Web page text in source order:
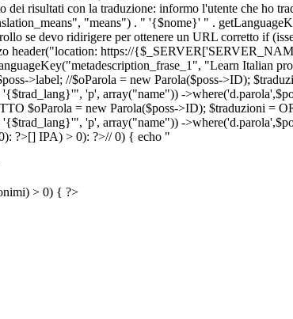
risultati con la traduzione: informo l'utente che ho
"means") . " '{$nome}' " .
se devo ridirigere per ottenere un URL corretto if
header("location: https://
"Learn Italian
>label; //$oParola = new Parola($poss->ID);
'p', array("name")) -
$oParola = new Parola($poss->ID); $traduzioni =
'p', array("name")) -
?>[] IPA) > 0): ?>// 0) { echo "
> 0) { ?>